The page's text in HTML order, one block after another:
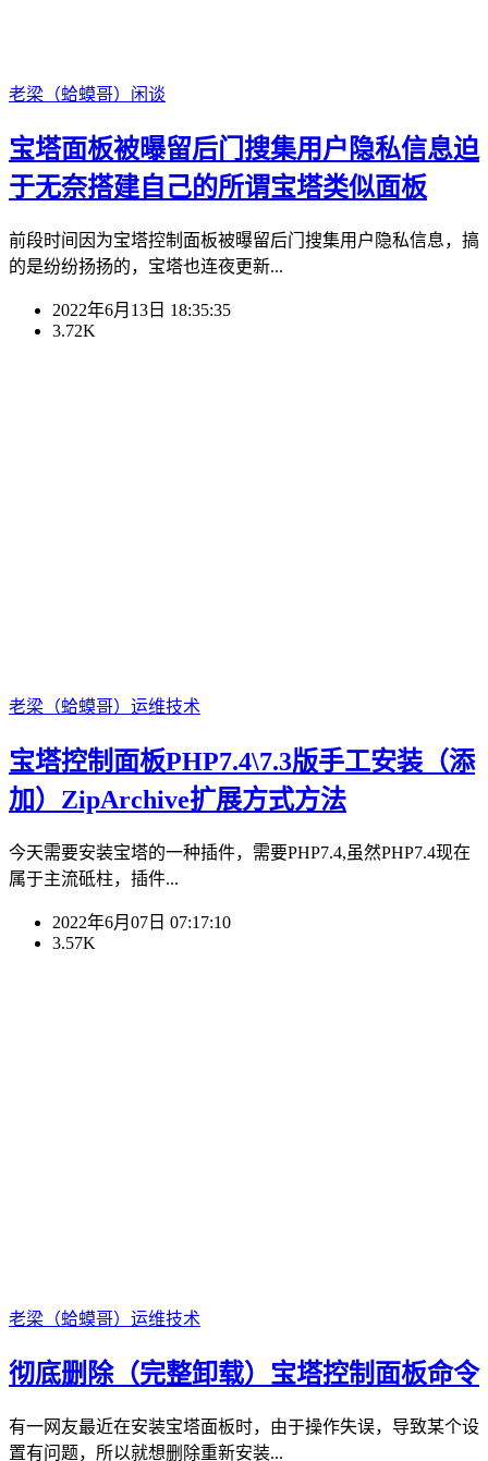
老梁（蛤蟆哥） 闲谈
宝塔面板被曝留后门搜集用户隐私信息迫
于无奈搭建自己的所谓宝塔类似面板
前段时间因为宝塔控制面板被曝留后门搜集用户隐私信息，搞
的是纷纷扬扬的，宝塔也连夜更新...
2022年6月13日 18:35:35
3.72K
老梁（蛤蟆哥） 运维技术
宝塔控制面板PHP7.4\7.3版手工安装（添
加）ZipArchive扩展方式方法
今天需要安装宝塔的一种插件，需要PHP7.4,虽然PHP7.4现在
属于主流砥柱，插件...
2022年6月07日 07:17:10
3.57K
老梁（蛤蟆哥） 运维技术
彻底删除（完整卸载）宝塔控制面板命令
有一网友最近在安装宝塔面板时，由于操作失误，导致某个设
置有问题，所以就想删除重新安装...